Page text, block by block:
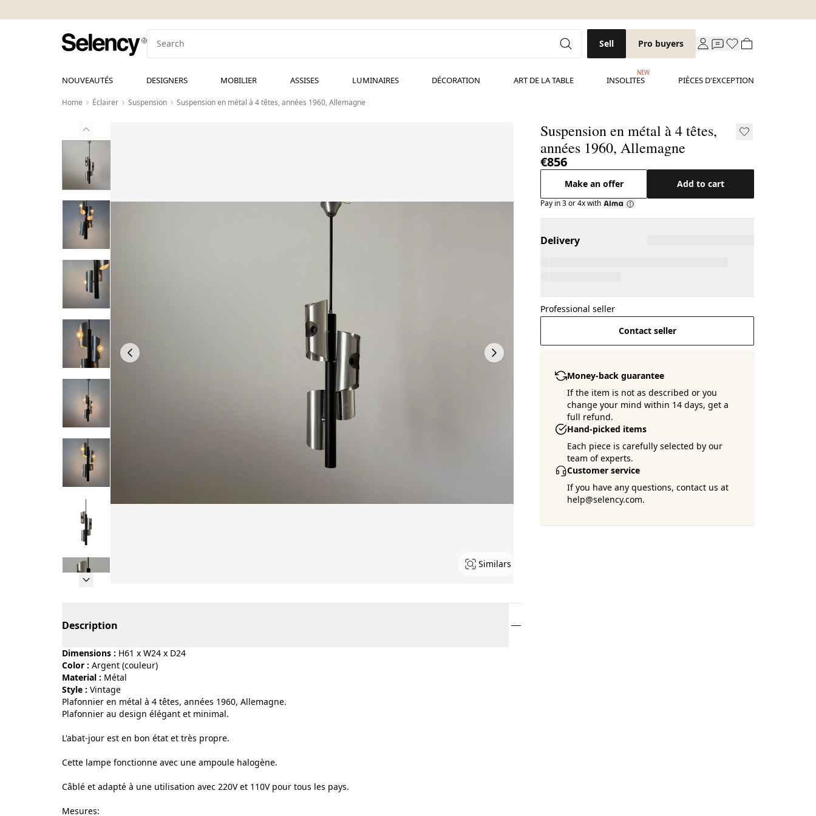
Sell Pro buyers
NOUVEAUTÉS DESIGNERS MOBILIER ASSISES LUMINAIRES DÉCORATION ART DE LA TABLE INSOLITES
NEW
PIÈCES D'EXCEPTION
Home Éclairer Suspension Suspension en métal à 4 têtes, années 1960, Allemagne
Similars
Suspension en métal à 4 têtes,
années 1960, Allemagne
€856
Make an offer Add to cart
Pay in 3 or 4x with
Delivery
Professional seller
Contact seller
Money-back guarantee
If the item is not as described or you
change your mind within 14 days, get a
full refund.
Hand-picked items
Each piece is carefully selected by our
team of experts.
Customer service
If you have any questions, contact us at
help@selency.com.
Description
Dimensions : H61 x W24 x D24
Color :
argent (couleur)
Material :
métal
Style :
vintage
Plafonnier en métal à 4 têtes, années 1960, Allemagne.
Plafonnier au design élégant et minimal.
L'abat-jour est en bon état et très propre.
Cette lampe fonctionne avec une ampoule halogène.
Câblé et adapté à une utilisation avec 220V et 110V pour tous les pays.
Mesures: